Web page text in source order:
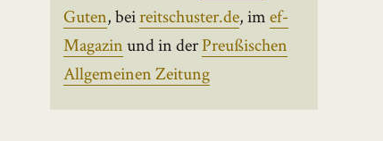
Guten, beireitschuster.de, imef-
Magazinund in derPreußischen
Allgemeinen Zeitung